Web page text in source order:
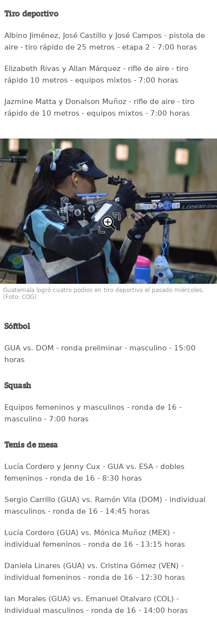
Tiro deportivo
Albino Jiménez, José Castillo y José Campos - pistola de
aire - tiro rápido de 25 metros - etapa 2 - 7:00 horas
Elizabeth Rivas y Allan Márquez - rifle de aire - tiro
rápido 10 metros - equipos mixtos - 7:00 horas
Jazmine Matta y Donalson Muñoz - rifle de aire - tiro
rápido de 10 metros - equipos mixtos - 7:00 horas
Guatemala logró cuatro podios en tiro deportivo el pasado miércoles.
(Foto: COG)
Sóftbol
GUA vs. DOM - ronda preliminar - masculino - 15:00
horas
Squash
Equipos femeninos y masculinos - ronda de 16 -
masculino - 7:00 horas
Tenis de mesa
Lucía Cordero y Jenny Cux - GUA vs. ESA - dobles
femeninos - ronda de 16 - 8:30 horas
Sergio Carrillo (GUA) vs. Ramón Vila (DOM) - individual
masculinos - ronda de 16 - 14:45 horas
Lucía Cordero (GUA) vs. Mónica Muñoz (MEX) -
individual femeninos - ronda de 16 - 13:15 horas
Daniela Linares (GUA) vs. Cristina Gómez (VEN) -
individual femeninos - ronda de 16 - 12:30 horas
Ian Morales (GUA) vs. Emanuel Otalvaro (COL) -
individual masculinos - ronda de 16 - 14:00 horas